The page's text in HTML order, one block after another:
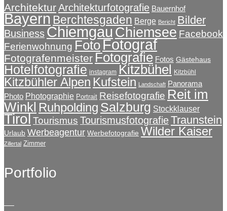
auf
der
Produktseite
gewählt
werden
ArchitekturArchitekturfotografie Bauernhof
Bayern Berchtesgaden Berge Bericht Bilder
BusinessChiemgauChiemsee Facebook
Ferienwohnung FotoFotograf
Fotografenmeister Fotografie Fotos Gästehaus
Hotelfotografie instagram Kitzbühel Kitzbühl
Kitzbühler Alpen Kufstein Landschaft Panorama
Photo Photographie Portrait Reisefotografie Reit im
Winkl Ruhpolding Salzburg Stockklauser
TirolTourismus TourismusfotografieTraunstein
Urlaub Werbeagentur Werbefotografie Wilder Kaiser
Zillertal Zimmer
Portfolio